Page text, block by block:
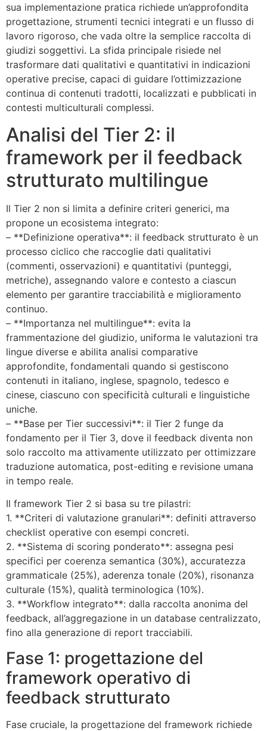
sua implementazione pratica richiede un’approfondita
progettazione, strumenti tecnici integrati e un flusso di
lavoro rigoroso, che vada oltre la semplice raccolta di
giudizi soggettivi. La sfida principale risiede nel
trasformare dati qualitativi e quantitativi in indicazioni
operative precise, capaci di guidare l’ottimizzazione
continua di contenuti tradotti, localizzati e pubblicati in
contesti multiculturali complessi.
Analisi del Tier 2: il
framework per il feedback
strutturato multilingue
Il Tier 2 non si limita a definire criteri generici, ma
propone un ecosistema integrato:
– **Definizione operativa**: il feedback strutturato è un
processo ciclico che raccoglie dati qualitativi
(commenti, osservazioni) e quantitativi (punteggi,
metriche), assegnando valore e contesto a ciascun
elemento per garantire tracciabilità e miglioramento
continuo.
– **Importanza nel multilingue**: evita la
frammentazione del giudizio, uniforma le valutazioni tra
lingue diverse e abilita analisi comparative
approfondite, fondamentali quando si gestiscono
contenuti in italiano, inglese, spagnolo, tedesco e
cinese, ciascuno con specificità culturali e linguistiche
uniche.
– **Base per Tier successivi**: il Tier 2 funge da
fondamento per il Tier 3, dove il feedback diventa non
solo raccolto ma attivamente utilizzato per ottimizzare
traduzione automatica, post-editing e revisione umana
in tempo reale.
Il framework Tier 2 si basa su tre pilastri:
1. **Criteri di valutazione granulari**: definiti attraverso
checklist operative con esempi concreti.
2. **Sistema di scoring ponderato**: assegna pesi
specifici per coerenza semantica (30%), accuratezza
grammaticale (25%), aderenza tonale (20%), risonanza
culturale (15%), qualità terminologica (10%).
3. **Workflow integrato**: dalla raccolta anonima del
feedback, all’aggregazione in un database centralizzato,
fino alla generazione di report tracciabili.
Fase 1: progettazione del
framework operativo di
feedback strutturato
Fase cruciale, la progettazione del framework richiede